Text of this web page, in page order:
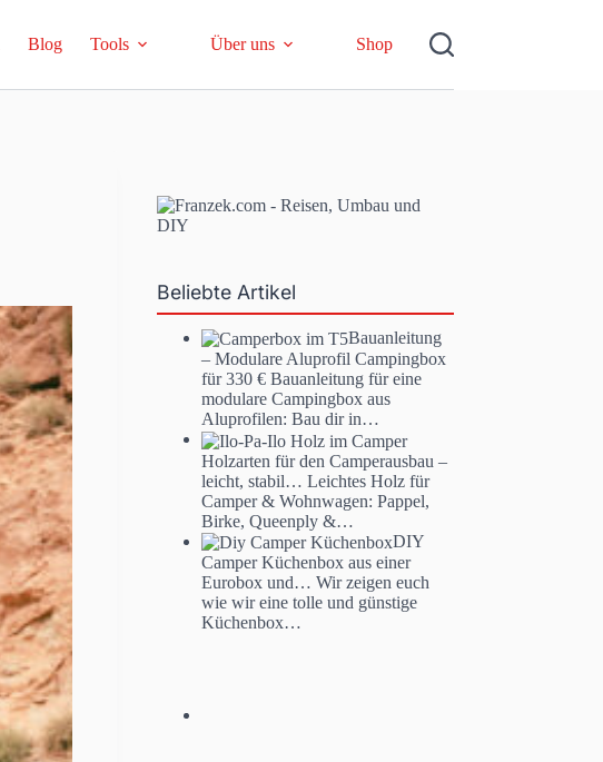
Blog Tools Über uns Shop
Beliebte Artikel
Bauanleitung
– Modulare Aluprofil Campingbox
für 330 € Bauanleitung für eine
modulare Campingbox aus
Aluprofilen: Bau dir in…
Holzarten für den Camperausbau –
leicht, stabil… Leichtes Holz für
Camper & Wohnwagen: Pappel,
Birke, Queenply &…
DIY
Camper Küchenbox aus einer
Eurobox und… Wir zeigen euch
wie wir eine tolle und günstige
Küchenbox…